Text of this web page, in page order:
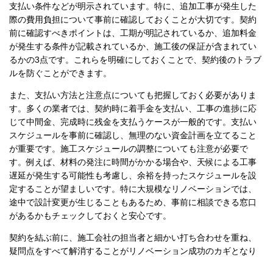
支払い条件などが明示されています。特に、追加工事が発生した
際の費用負担について事前に確認しておくことが大切です。契約
前に確認すべきポイントは、工期が明記されているか、追加料金
が発生する条件が記載されているか、施工後の保証が含まれてい
るかの3点です。これらを明確にしておくことで、契約後のトラブ
ルを防ぐことができます。
また、支払い方法と注意点についても把握しておく必要がありま
す。多くの業者では、契約時に着手金を支払い、工事の進捗に応
じて中間金、完成時に残金を支払うケースが一般的です。支払い
スケジュールを事前に確認し、無理のない資金計画を立てること
が重要です。施工スケジュールの調整についても注意が必要で
す。例えば、材料の発注に時間がかかる場合や、天候による工事
遅延が発生する可能性も考慮し、余裕を持ったスケジュールを設
定することが望ましいです。特に大規模なリノベーションでは、
途中で設計変更が生じることもあるため、事前に相談できる窓口
があるかもチェックしておくと安心です。
契約を結ぶ前に、施工会社の担当者と細かい打ち合わせを重ね、
疑問点をすべて解消することがリノベーション成功のカギとなり